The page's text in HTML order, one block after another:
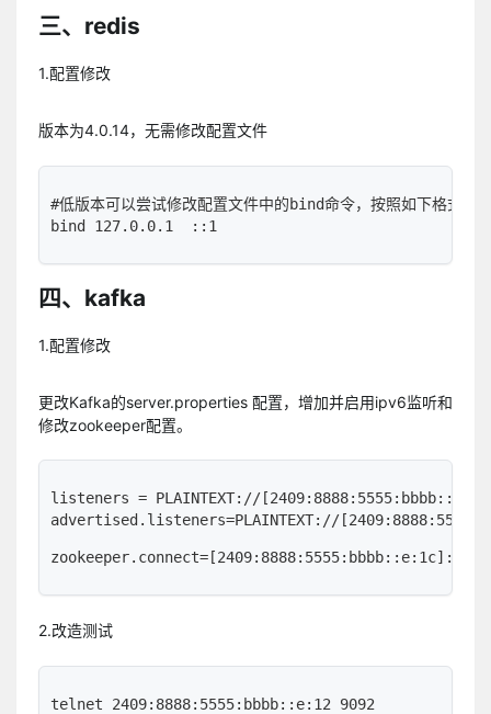
三、redis
1.配置修改
版本为4.0.14，无需修改配置文件
#低版本可以尝试修改配置文件中的bind命令，按照如下格式
四、kafka
1.配置修改
更改Kafka的server.properties 配置，增加并启用ipv6监听和
修改zookeeper配置。
listeners = PLAINTEXT://
advertised.listeners=PLAINTEXT://
2.改造测试
telnet 2409:8888:5555:bbbb::e:12 9092